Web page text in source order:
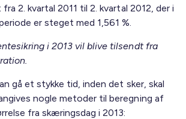
2. kvartal 2011 til 2. kvartal 2012, der i
er steget med 1,561 %.
i 2013 vil blive tilsendt fra
gå et stykke tid, inden det sker, skal
nogle metoder til beregning af
fra skæringsdag i 2013: